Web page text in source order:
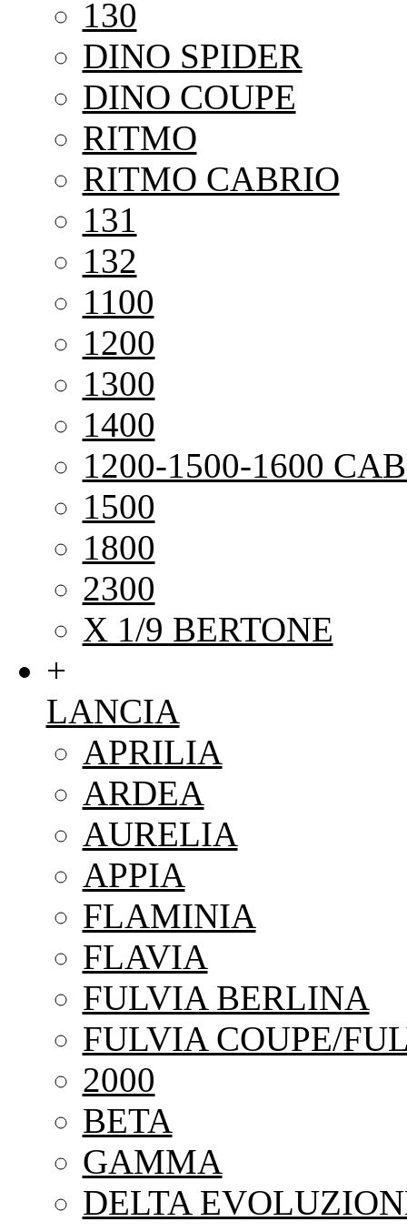
130
DINO SPIDER
DINO COUPE
RITMO
RITMO CABRIO
131
132
1100
1200
1300
1400
1200-1500-1600
1500
1800
2300
X 1/9 BERTONE
+
LANCIA
APRILIA
ARDEA
AURELIA
APPIA
FLAMINIA
FLAVIA
FULVIA BERLINA
FULVIA COUPE/
2000
BETA
GAMMA
DELTA